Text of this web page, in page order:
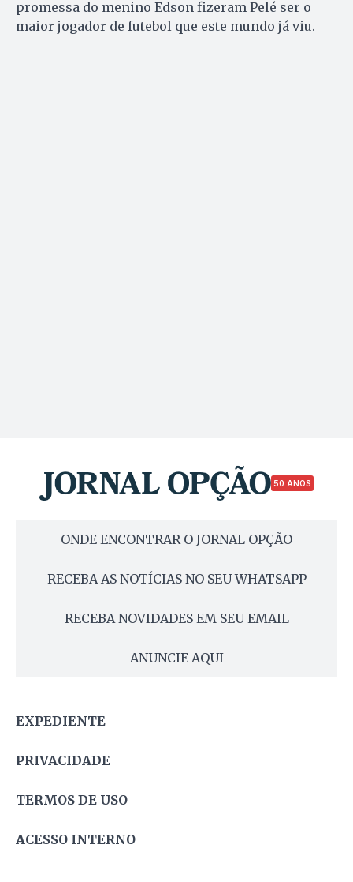
promessa do menino Edson fizeram Pelé ser o
maior jogador de futebol que este mundo já viu.
50 ANOS
ONDE ENCONTRAR O JORNAL OPÇÃO
RECEBA AS NOTÍCIAS NO SEU WHATSAPP
RECEBA NOVIDADES EM SEU EMAIL
ANUNCIE AQUI
EXPEDIENTE
PRIVACIDADE
TERMOS DE USO
ACESSO INTERNO